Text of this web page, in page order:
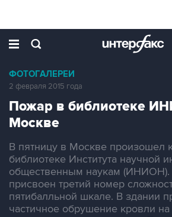
ФОТОГАЛЕРЕИ
2 февраля 2015 года
Пожар в библиотеке
Москве
В пятницу в Москве произошел
библиотеке Института научной
общественным наукам
присвоен третий номер
пятибалльной шкале. В здании
частичное обрушение кровли